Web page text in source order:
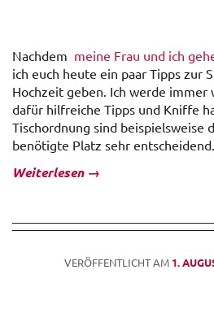
Nachdem meine Frau und ich
ich euch heute ein paar Tipps zur
Hochzeit geben. Ich werde immer
dafür hilfreiche Tipps und Kniffe
Tischordnung sind beispielsweise
benötigte Platz sehr entscheidend.
Weiterlesen →
VERÖFFENTLICHT AM 1.